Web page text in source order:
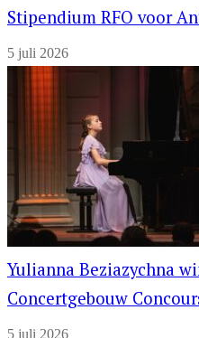
Stipendium RFO voor
5 juli 2026
Yulianna Beziazychna
Concertgebouw
5 juli 2026